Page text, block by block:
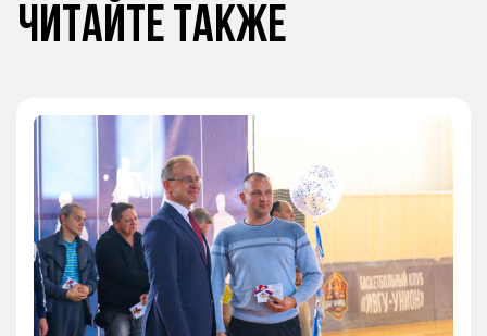
Читайте также